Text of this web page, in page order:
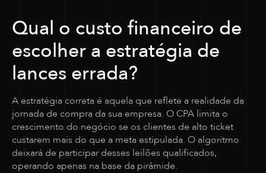
Qual o custo financeiro de
escolher a estratégia de
lances errada?
A estratégia correta é aquela que reflete a realidade da
jornada de compra da sua empresa. O CPA limita o
crescimento do negócio se os clientes de alto ticket
custarem mais do que a meta estipulada. O algoritmo
deixará de participar desses leilões qualificados,
operando apenas na base da pirâmide.